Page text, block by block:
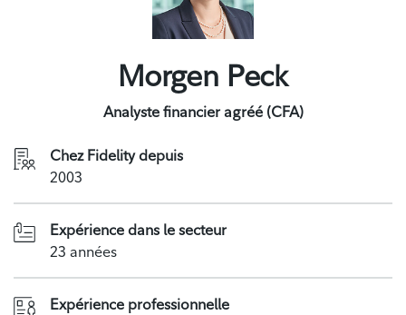
Morgen Peck
Analyste financier agréé (CFA)
Chez Fidelity depuis
2003
Expérience dans le secteur
23 années
Expérience professionnelle